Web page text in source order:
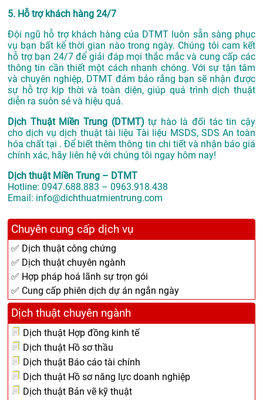
5. Hỗ trợ khách hàng 24/7
Đội ngũ hỗ trợ khách hàng của DTMT luôn sẵn sàng phục
vụ bạn bất kể thời gian nào trong ngày. Chúng tôi cam kết
hỗ trợ bạn 24/7 để giải đáp mọi thắc mắc và cung cấp các
thông tin cần thiết một cách nhanh chóng. Với sự tận tâm
và chuyên nghiệp, DTMT đảm bảo rằng bạn sẽ nhận được
sự hỗ trợ kịp thời và toàn diện, giúp quá trình dịch thuật
diễn ra suôn sẻ và hiệu quả.
Dịch Thuật Miền Trung (DTMT) tự hào là đối tác tin cậy
cho dịch vụ dịch thuật tài liệu Tài liệu MSDS, SDS An toàn
hóa chất tại . Để biết thêm thông tin chi tiết và nhận báo giá
chính xác, hãy liên hệ với chúng tôi ngay hôm nay!
Dịch thuật Miền Trung – DTMT
Hotline: 0947.688.883 – 0963.918.438
Email: info@dichthuatmientrung.com
Chuyên cung cấp dịch vụ
✅ Dịch thuật công chứng
✅ Dịch thuật chuyên ngành
✅ Hợp pháp hoá lãnh sự trọn gói
✅ Cung cấp phiên dịch dự án ngắn ngày
Dịch thuật chuyên ngành
Dịch thuật Hợp đồng kinh tế
Dịch thuật Hồ sơ thầu
Dịch thuật Báo cáo tài chính
Dịch thuật Hồ sơ năng lực doanh nghiệp
Dịch thuật Bản vẽ kỹ thuật